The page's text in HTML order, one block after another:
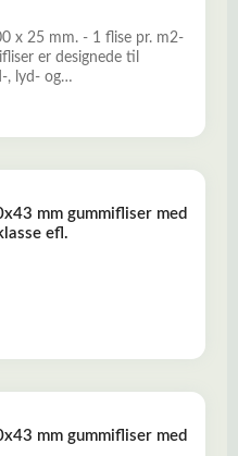
x 25 mm. - 1 flise pr. m2-
er designede til
, lyd- og
og miljøvenlig løsning,
fra
terrasser, i haven,
tilkøbe gummiramper i
mm gummifliser med
efl.
mm gummifliser med